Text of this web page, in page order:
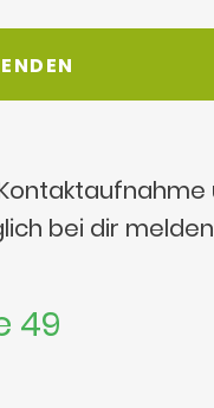
bei dir
49